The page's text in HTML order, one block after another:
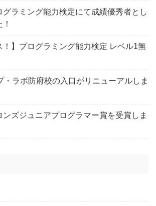
グラミング能力検定にて成績優秀者とし
！】プログラミング能力検定 レベル1無
・ラボ防府校の入口がリニューアルしま
ズジュニアプログラマー賞を受賞しま